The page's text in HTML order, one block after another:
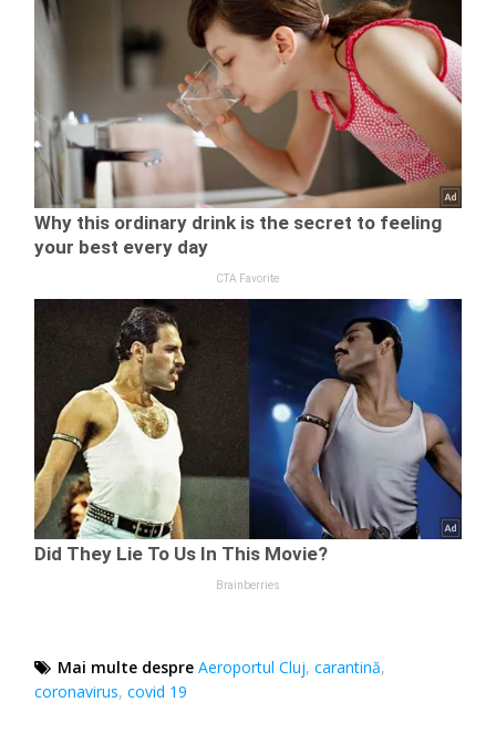
Mai multe despre Aeroportul Cluj,carantină,
coronavirus,covid 19